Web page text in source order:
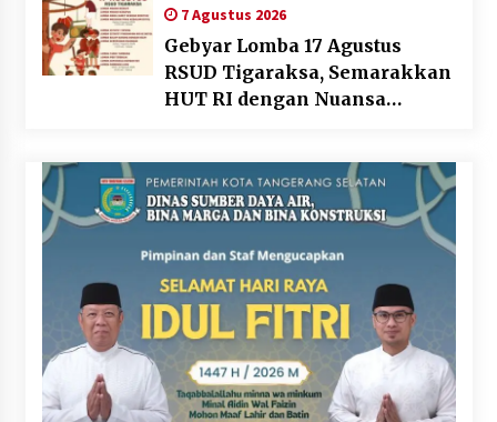
7 Agustus 2026
Gebyar Lomba 17 Agustus
RSUD Tigaraksa, Semarakkan
HUT RI dengan Nuansa